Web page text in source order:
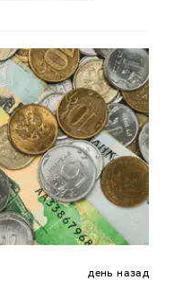
день назад